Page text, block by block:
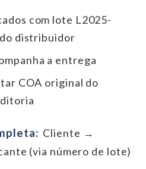
com lote L2025-
distribuidor
a entrega
COA original do
Cliente →
(via número de lote)